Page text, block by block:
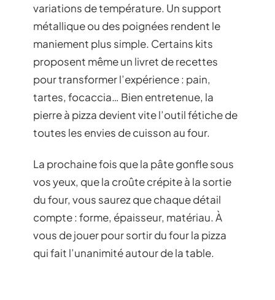
variations de température. Un support
métallique ou des poignées rendent le
maniement plus simple. Certains kits
proposent même un livret de recettes
pour transformer l’expérience : pain,
tartes, focaccia… Bien entretenue, la
pierre à pizza devient vite l’outil fétiche de
toutes les envies de cuisson au four.
La prochaine fois que la pâte gonfle sous
vos yeux, que la croûte crépite à la sortie
du four, vous saurez que chaque détail
compte : forme, épaisseur, matériau. À
vous de jouer pour sortir du four la pizza
qui fait l’unanimité autour de la table.